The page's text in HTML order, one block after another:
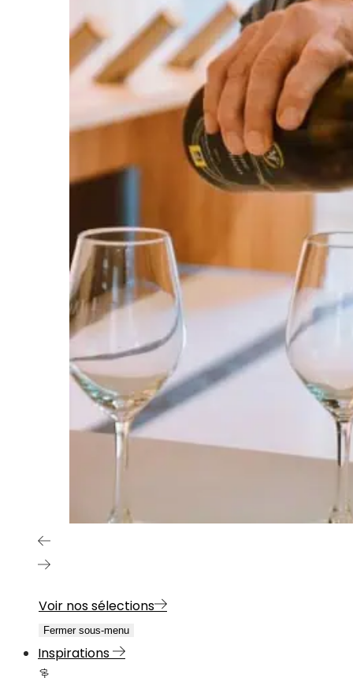
Voir nos sélections
Fermer sous-menu
Inspirations